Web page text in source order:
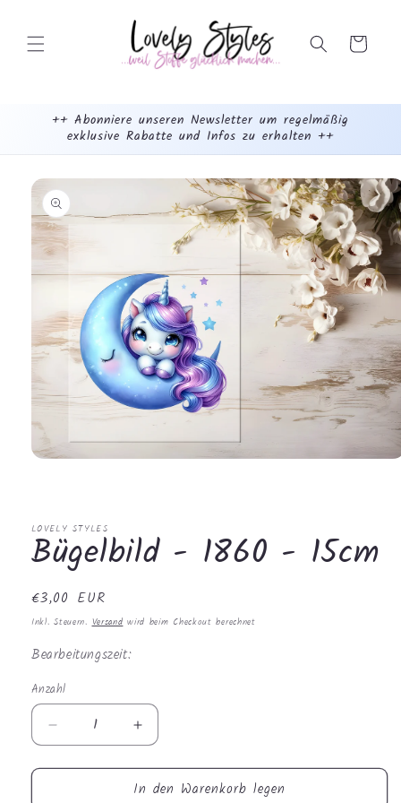
Inhalt Warenkorb
++ Abonniere unseren Newsletter um regelmäßig
exklusive Rabatte und Infos zu erhalten ++
mehr
dazu...
LOVELY STYLES
Bügelbild - 1860 - 15cm
Normaler
Preis
€3,00 EUR
Inkl. Steuern.Versandwird beim Checkout berechnet
Bearbeitungszeit:
Anzahl
Anzahl
Verringere
die
Menge
Erhöhe
die
Menge
für
In den Warenkorb legen